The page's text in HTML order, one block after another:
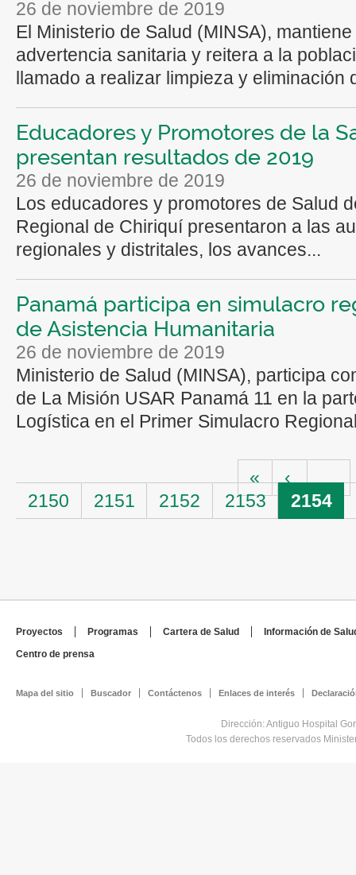
26 de noviembre de 2019
El Ministerio de Salud (MINSA), mantiene
advertencia sanitaria y reitera a la
llamado a realizar limpieza y eliminación
Educadores y Promotores de la
presentan resultados de 2019
26 de noviembre de 2019
Los educadores y promotores de Salud
Regional de Chiriquí presentaron a las
regionales y distritales, los avances...
Panamá participa en simulacro
de Asistencia Humanitaria
26 de noviembre de 2019
Ministerio de Salud (MINSA), participa
de La Misión USAR Panamá 11 en la
Logística en el Primer Simulacro
« ‹
…
2150
2151 2152 2153 2154
Proyectos Programas Cartera de Salud
Información de
Centro de prensa
Mapa del sitio Buscador Contáctenos Enlaces de interés
Dirección: Antiguo Hospital
Todos los derechos reservados